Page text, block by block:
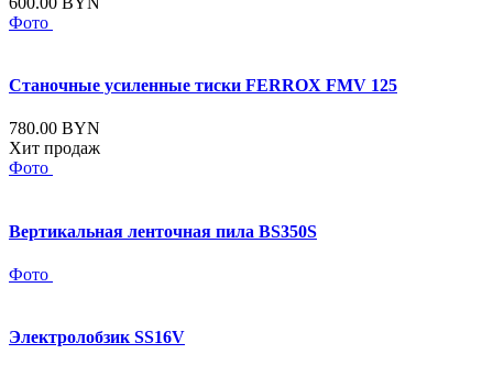
Фото
Станочные усиленные тиски FERROX FMV 125
780.00 BYN
Хит продаж
Фото
Вертикальная ленточная пила BS350S
Фото
Электролобзик SS16V